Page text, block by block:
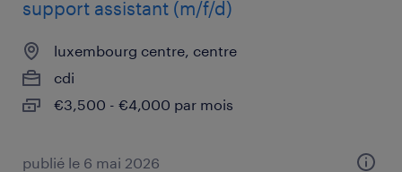
support assistant (m/f/d)
luxembourg centre, centre
cdi
€3,500 - €4,000 par mois
publié le 6 mai 2026